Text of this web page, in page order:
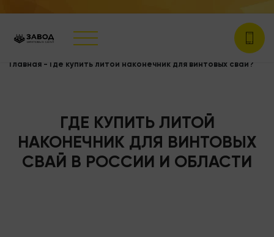
Главная - Где купить литой наконечник для винтовых свай?
ГДЕ КУПИТЬ ЛИТОЙ
НАКОНЕЧНИК ДЛЯ ВИНТОВЫХ
СВАЙ В РОССИИ И ОБЛАСТИ